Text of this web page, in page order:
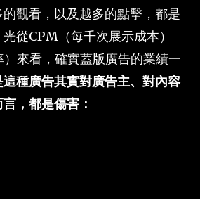
觀看，以及越多的點擊，都是
從CPM（每千次展示成本）
來看，確實蓋版廣告的業績一
這種廣告其實對廣告主、對內容
，都是傷害：